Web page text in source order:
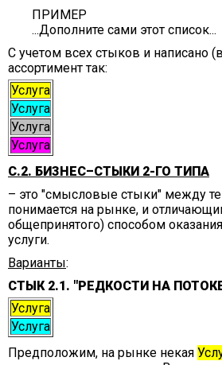
ПРИМЕР
...Дополните сами этот список...
С учетом всех стыков и написано
ассортимент так:
Услуга
Услуга
Услуга
Услуга
С.2. БИЗНЕС–СТЫКИ 2-ГО ТИПА
– это "смысловые стыки" между
понимается на рынке, и
общепринятого) способом
услуги.
Варианты:
СТЫК 2.1. "РЕДКОСТИ НА
Услуга
Услуга
Предположим, на рынке некая